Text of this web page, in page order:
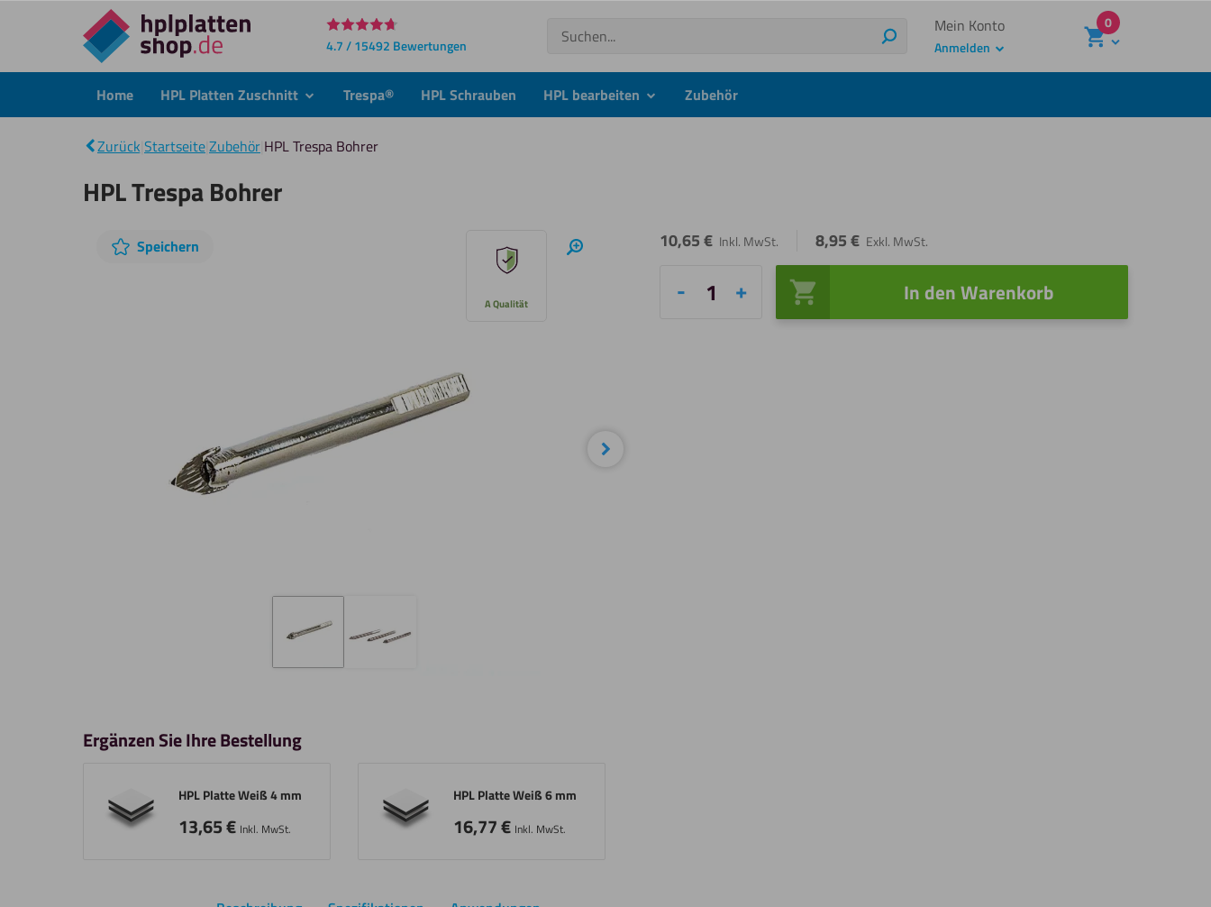
Direkt
zum
4.7 / 15492 Bewertungen
Suchen
Suchen
Mein Konto
Anmelden
0
Home HPL Platten Zuschnitt submenuTrespa® HPL Schrauben HPL bearbeiten submenuZubehör
Zurück StartseiteZubehör HPL Trespa Bohrer
HPL Trespa Bohrer
Diashow
Speichern Hineinzoomen
A Qualität
10,65€ Inkl. MwSt. 8,95€ Exkl. MwSt.
HPL
In den Warenkorb
Ergänzen Sie Ihre Bestellung
HPL Platte Weiß 4 mm
13,65€ Inkl. MwSt.
HPL Platte Weiß 6 mm
16,77€ Inkl. MwSt.